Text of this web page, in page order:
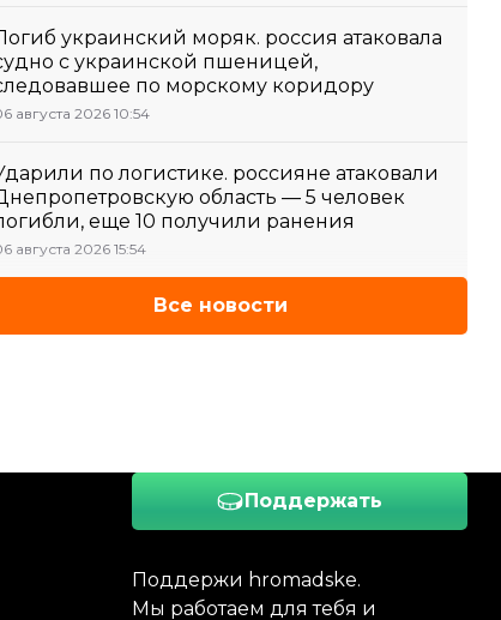
украинский моряк. россия атаковала
с украинской пшеницей,
по морскому коридору
августа 2026 10:54
по логистике. россияне атаковали
область — 5 человек
еще 10 получили ранения
августа 2026 15:54
Все новости
Поддержать
Поддержи hromadske.
Мы работаем для тебя и